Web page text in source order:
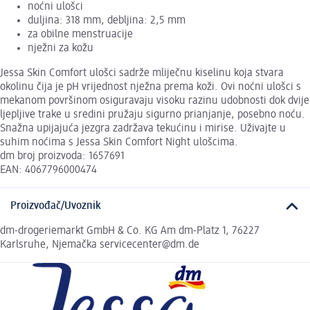
noćni ulošci
duljina: 318 mm, debljina: 2,5 mm
za obilne menstruacije
nježni za kožu
Jessa Skin Comfort ulošci sadrže mliječnu kiselinu koja stvara
okolinu čija je pH vrijednost nježna prema koži. Ovi noćni ulošci s
mekanom površinom osiguravaju visoku razinu udobnosti dok dvije
ljepljive trake u sredini pružaju sigurno prianjanje, posebno noću.
Snažna upijajuća jezgra zadržava tekućinu i mirise. Uživajte u
suhim noćima s Jessa Skin Comfort Night ulošcima.
dm broj proizvoda: 1657691
EAN: 4067796000474
Proizvođač/Uvoznik
dm-drogeriemarkt GmbH & Co. KG Am dm-Platz 1, 76227
Karlsruhe, Njemačka servicecenter@dm.de